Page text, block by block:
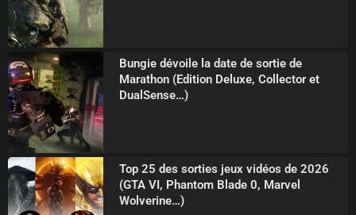
Bungie dévoile la date de sortie de
Marathon (Edition Deluxe, Collector et
DualSense…)
Top 25 des sorties jeux vidéos de 2026
(GTA VI, Phantom Blade 0, Marvel
Wolverine…)